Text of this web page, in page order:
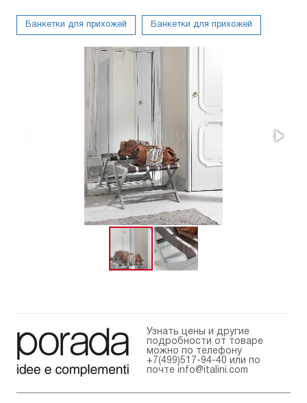
Банкетки для прихожей Банкетки для прихожей
Узнать цены и другие
подробности от товаре
можно по телефону
+7(499)517-94-40 или по
почте
info@italini.com